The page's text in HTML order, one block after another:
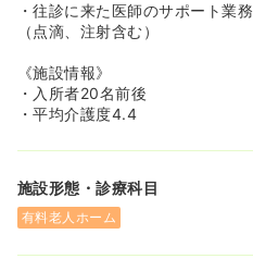
・往診に来た医師のサポート業務
（点滴、注射含む）
《施設情報》
・入所者20名前後
・平均介護度4.4
施設形態・診療科目
有料老人ホーム